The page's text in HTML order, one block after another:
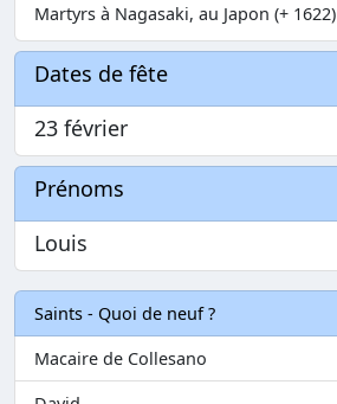
Martyrs à Nagasaki, au Japon (+ 1622)
Dates de fête
23 février
Prénoms
Louis
Saints - Quoi de neuf ?
Macaire de Collesano